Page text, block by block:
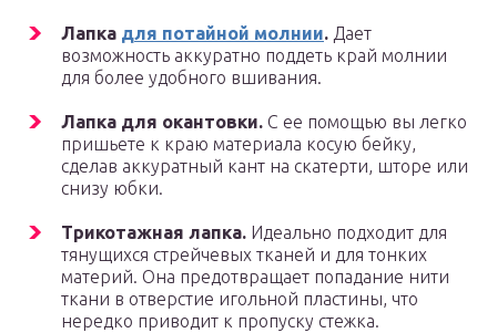
Лапка для потайной молнии. Дает
возможность аккуратно поддеть край молнии
для более удобного вшивания.
Лапка для окантовки. С ее помощью вы легко
пришьете к краю материала косую бейку,
сделав аккуратный кант на скатерти, шторе или
снизу юбки.
Трикотажная лапка. Идеально подходит для
тянущихся стрейчевых тканей и для тонких
материй. Она предотвращает попадание нити
ткани в отверстие игольной пластины, что
нередко приводит к пропуску стежка.